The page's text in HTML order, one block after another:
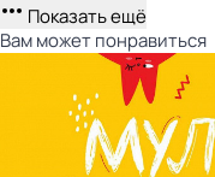
Показать ещё
Вам может понравиться